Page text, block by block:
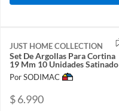
JUST HOME COLLECTION
Set De Argollas Para Cortina
19 Mm 10 Unidades Satinado
Por SODIMAC
$ 6.990